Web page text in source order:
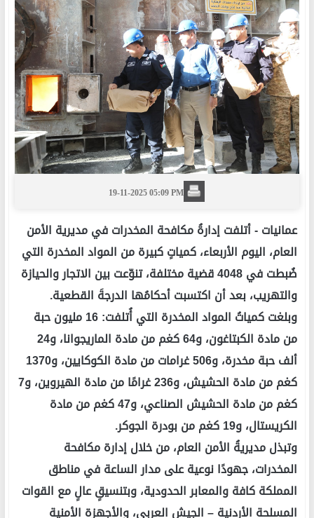
19-11-2025 05:09 PM
عمانيات -أتلفت إدارةُ مكافحة المخدرات في مديرية الأمن
العام، اليوم الأربعاء، كمياتٍ كبيرة من المواد المخدرة التي
ضُبطت في 4048 قضية مختلفة، تنوّعت بين الاتجار والحيازة
والتهريب، بعد أن اكتسبت أحكامُها الدرجةَ القطعية.
وبلغت كمياتُ المواد المخدرة التي أُتلفت: 16 مليون حبة
من مادة الكبتاغون، و64 كغم من مادة الماريجوانا، و24
ألف حبة مخدرة، و506 غرامات من مادة الكوكايين، و1370
كغم من مادة الحشيش، و236 غرامًا من مادة الهيروين، و7
كغم من مادة الحشيش الصناعي، و47 كغم من مادة
الكريستال، و19 كغم من بودرة الجوكر.
وتبذل مديريةُ الأمن العام، من خلال إدارة مكافحة
المخدرات، جهودًا نوعية على مدار الساعة في مناطق
المملكة كافة والمعابر الحدودية، وبتنسيقٍ عالٍ مع القوات
المسلحة الأردنية – الجيش العربي، والأجهزة الأمنية